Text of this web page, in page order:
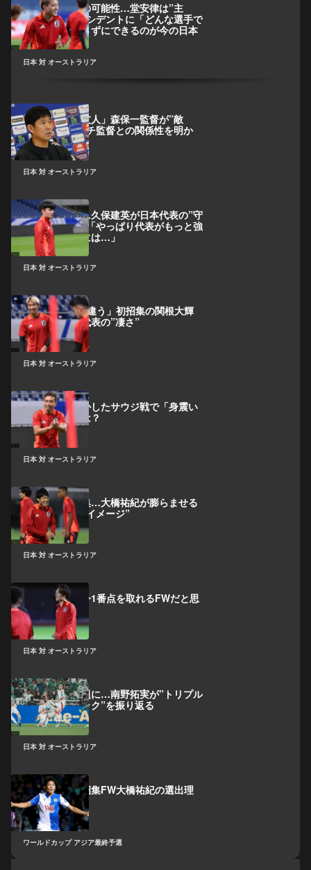
日本 対 オーストラリア
遠藤航に欠場の可能性…堂安律は”主
将”不在のアクシデントに「どんな選手で
も戦力を落とさずにできるのが今の日本
代表」
日本 対 オーストラリア
「非常に良い友人」森保一監督が”敵
将”ポポヴィッチ監督との関係性を明か
す…
日本 対 オーストラリア
称賛相次ぐも…久保建英が日本代表の”守
備意識”に持論「やっぱり代表がもっと強
くなっていくには…」
日本 対 オーストラリア
「Jリーグとは違う」初招集の関根大輝
が語った日本代表の”凄さ”
日本 対 オーストラリア
長友佑都が明かしたサウジ戦で「身震い
した」シーンは？
日本 対 オーストラリア
日本代表初招集…大橋祐紀が膨らませる
デビューへの”イメージ”
日本 対 オーストラリア
「日本代表で今1番点を取れるFWだと思
っています」
日本 対 オーストラリア
サウジ戦で話題に…南野拓実が”トリプル
シュートブロック”を振り返る
ワールドカップ アジア最終予選
日本代表、初招集FW大橋祐紀の選出理
由は？